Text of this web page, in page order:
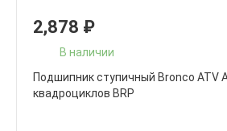
2,878 ₽
В наличии
Подшипник ступичный Bronco ATV
квадроциклов BRP